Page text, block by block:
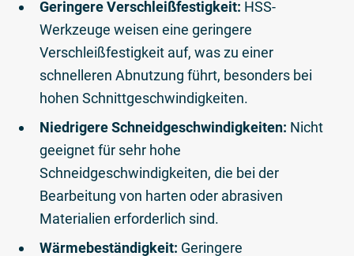
Geringere Verschleißfestigkeit: HSS-
Werkzeuge weisen eine geringere
Verschleißfestigkeit auf, was zu einer
schnelleren Abnutzung führt, besonders bei
hohen Schnittgeschwindigkeiten.
Niedrigere Schneidgeschwindigkeiten: Nicht
geeignet für sehr hohe
Schneidgeschwindigkeiten, die bei der
Bearbeitung von harten oder abrasiven
Materialien erforderlich sind.
Wärmebeständigkeit: Geringere